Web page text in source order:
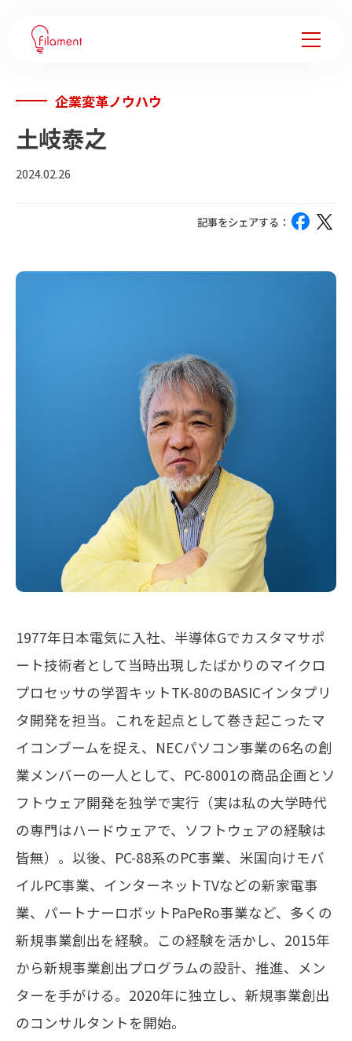
サービス
事例紹介
メールマガジン
お問い合わせ
企業変革ノウハウ
土岐泰之
2024.02.26
記事をシェアする：
1977年日本電気に入社、半導体Gでカスタマサポ
ート技術者として当時出現したばかりのマイクロ
プロセッサの学習キットTK-80のBASICインタプリ
タ開発を担当。これを起点として巻き起こったマ
イコンブームを捉え、NECパソコン事業の6名の創
業メンバーの一人として、PC-8001の商品企画とソ
フトウェア開発を独学で実行（実は私の大学時代
の専門はハードウェアで、ソフトウェアの経験は
皆無）。以後、PC-88系のPC事業、米国向けモバ
イルPC事業、インターネットTVなどの新家電事
業、パートナーロボットPaPeRo事業など、多くの
新規事業創出を経験。この経験を活かし、2015年
から新規事業創出プログラムの設計、推進、メン
ターを手がける。2020年に独立し、新規事業創出
のコンサルタントを開始。